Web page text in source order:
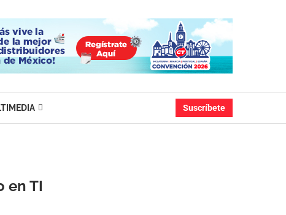
Suscríbete
en TI